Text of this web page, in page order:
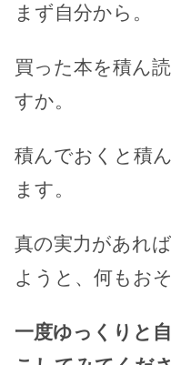
まず自分から。
買った本を積ん
すか。
積んでおくと積
ます。
真の実力があれ
ようと、何もお
一度ゆっくりと